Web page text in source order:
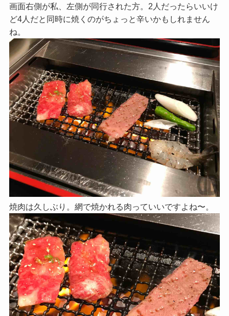
画面右側が私、左側が同行された方。2人だったらいいけ
ど4人だと同時に焼くのがちょっと辛いかもしれません
ね。
焼肉は久しぶり。網で焼かれる肉っていいですよね〜。